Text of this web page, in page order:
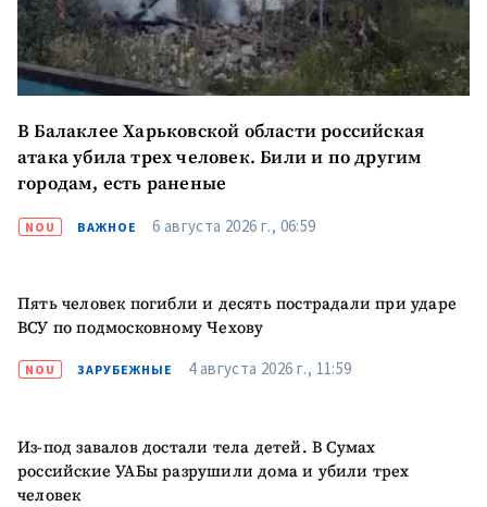
В Балаклее Харьковской области российская
атака убила трех человек. Били и по другим
городам, есть раненые
NOU ВАЖНОЕ 6 августа 2026 г., 06:59
Пять человек погибли и десять пострадали при ударе
ВСУ по подмосковному Чехову
NOU ЗАРУБЕЖНЫЕ 4 августа 2026 г., 11:59
Из-под завалов достали тела детей. В Сумах
российские УАБы разрушили дома и убили трех
человек